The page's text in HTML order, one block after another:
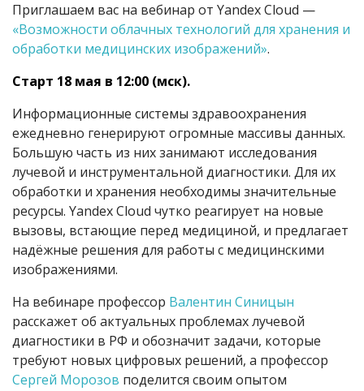
Приглашаем вас на вебинар от Yandex Cloud —
«Возможности облачных технологий для хранения и
обработки медицинских изображений».
Старт 18 мая в 12:00 (мск).
Информационные системы здравоохранения
ежедневно генерируют огромные массивы данных.
Большую часть из них занимают исследования
лучевой и инструментальной диагностики. Для их
обработки и хранения необходимы значительные
ресурсы. Yandex Cloud чутко реагирует на новые
вызовы, встающие перед медициной, и предлагает
надёжные решения для работы с медицинскими
изображениями.
На вебинаре профессор Валентин Синицын
расскажет об актуальных проблемах лучевой
диагностики в РФ и обозначит задачи, которые
требуют новых цифровых решений, а профессор
Сергей Морозов поделится своим опытом